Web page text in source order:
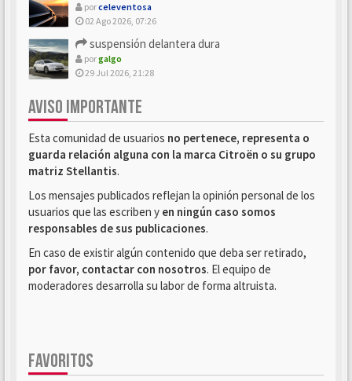
porceleventosa
02 Ago 2026, 07:26
suspensión delantera dura
porgalgo
29 Jul 2026, 21:28
AVISO IMPORTANTE
Esta comunidad de usuarios no pertenece, representa o
guarda relación alguna con la marca Citroën o su grupo
matriz Stellantis.
Los mensajes publicados reflejan la opinión personal de los
usuarios que las escriben y en ningún caso somos
responsables de sus publicaciones.
En caso de existir algún contenido que deba ser retirado,
por favor, contactar con nosotros. El equipo de
moderadores desarrolla su labor de forma altruista.
FAVORITOS